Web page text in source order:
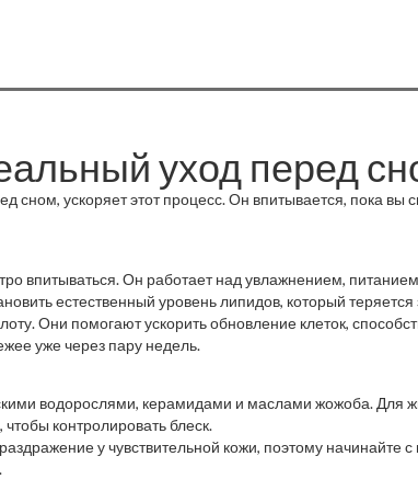
уход перед
ускоряет этот процесс. Он впитывается, пока вы
впитываться. Он работает над увлажнением,
естественный уровень липидов, который теряется
Они помогают ускорить обновление клеток,
уже через пару недель.
водорослями, керамидами и маслами жожоба. Для
контролировать блеск.
у чувствительной кожи, поэтому начинайте